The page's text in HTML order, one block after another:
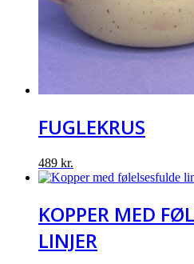
FUGLEKRUS
489 kr.
KOPPER MED
LINJER